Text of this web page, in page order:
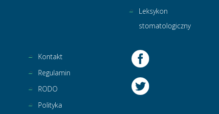
Leksykon
stomatologiczny
Kontakt
Regulamin
RODO
Polityka